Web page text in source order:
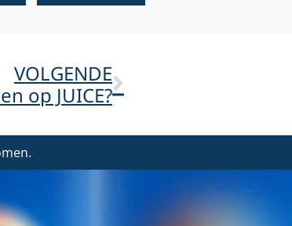
VOLGENDE
op JUICE?